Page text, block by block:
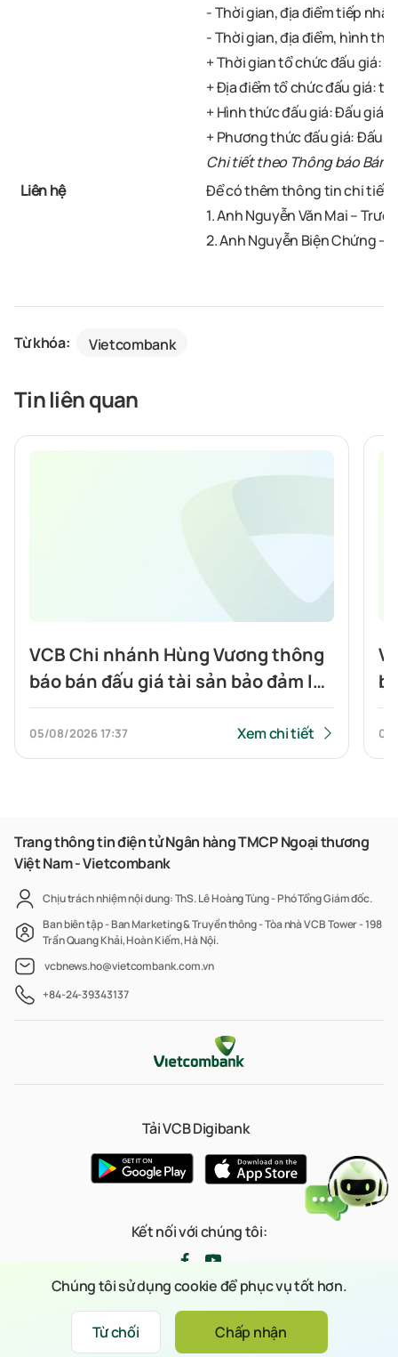
- Thời gian, địa điểm tiếp
- Thời gian, địa điểm, hình
+ Thời gian tổ chức đấu giá:
+Địa điểm tổ chức đấu giá:tại
+ Hình thức đấu giá: Đấu giá
+ Phương thức đấu giá: Đấu
Chi tiết theo Thông báo Bán
Liên hệ
Để có thêm thông tin chi tiết
1. Anh Nguyễn Văn Mai –
2. Anh Nguyễn Biện Chứng –
Từ khóa: Vietcombank
Tin liên quan
VCB Chi nhánh Hùng Vương thông
báo bán đấu giá tài sản bảo đảm là
Bất Động sản: Quyền sử dụng đất
và tài sản gắn liền với đất tại địa
chỉ số 78 đường N2, Khu phố 3,
Phường Long Trường, Thành phố
Hồ Chí Minh)
05/08/2026 17:37 Xem chi tiết
Trang thông tin điện tử Ngân hàng TMCP Ngoại thương
Việt Nam - Vietcombank
Chịu trách nhiệm nội dung: ThS. Lê Hoàng Tùng - Phó Tổng Giám đốc.
Ban biên tập - Ban Marketing & Truyền thông - Tòa nhà VCB Tower - 198
Trần Quang Khải, Hoàn Kiếm, Hà Nội.
vcbnews.ho@vietcombank.com.vn
+84-24-39343137
Tải VCB Digibank
Kết nối với chúng tôi:
© 2023 Bản quyền thuộc về Ngân hàng TMCP Ngoại thương Việt Nam
(Vietcombank)
Từ chối
Chúng tôi sử dụng cookie để phục vụ tốt hơn.
Chấp nhận